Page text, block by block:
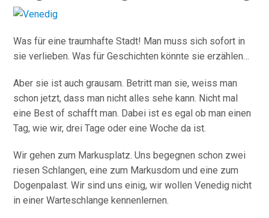
Was für eine traumhafte Stadt! Man muss sich sofort in
sie verlieben. Was für Geschichten könnte sie erzählen…
Aber sie ist auch grausam. Betritt man sie, weiss man
schon jetzt, dass man nicht alles sehe kann. Nicht mal
eine Best of schafft man. Dabei ist es egal ob man einen
Tag, wie wir, drei Tage oder eine Woche da ist.
Wir gehen zum Markusplatz. Uns begegnen schon zwei
riesen Schlangen, eine zum Markusdom und eine zum
Dogenpalast. Wir sind uns einig, wir wollen Venedig nicht
in einer Warteschlange kennenlernen.